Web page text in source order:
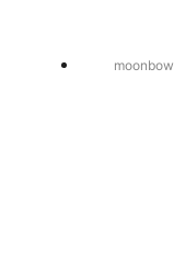
moonbow